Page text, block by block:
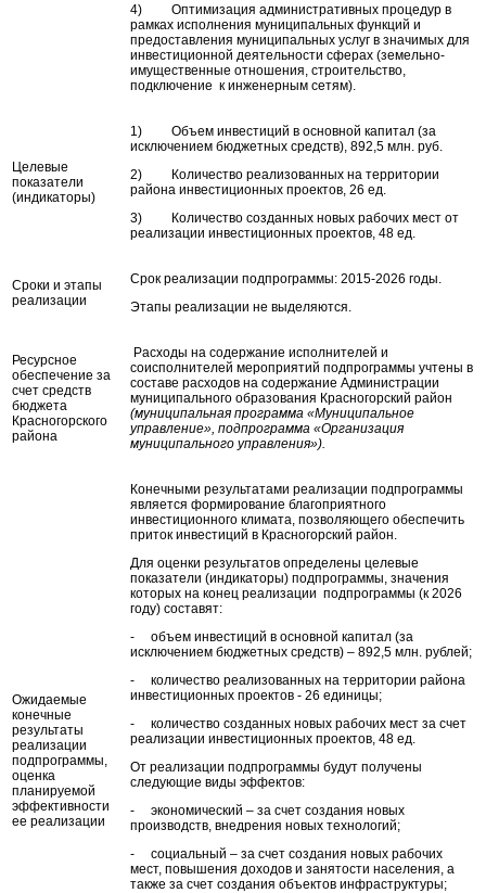
4) Оптимизация административных процедур в
рамках исполнения муниципальных функций и
предоставления муниципальных услуг в значимых для
инвестиционной деятельности сферах (земельно-
имущественные отношения, строительство,
подключение к инженерным сетям).
Целевые
показатели
(индикаторы)
1) Объем инвестиций в основной капитал (за
исключением бюджетных средств), 892,5 млн. руб.
2) Количество реализованных на территории
района инвестиционных проектов, 26 ед.
3) Количество созданных новых рабочих мест от
реализации инвестиционных проектов, 48 ед.
Сроки и этапы
реализации
Срок реализации подпрограммы: 2015-2026 годы.
Этапы реализации не выделяются.
Ресурсное
обеспечение за
счет средств
бюджета
Красногорского
района
Расходы на содержание исполнителей и
соисполнителей мероприятий подпрограммы учтены в
составе расходов на содержание Администрации
муниципального образования Красногорский район
(муниципальная программа «Муниципальное
управление», подпрограмма «Организация
муниципального управления»).
Ожидаемые
конечные
результаты
реализации
подпрограммы,
оценка
планируемой
эффективности
ее реализации
Конечными результатами реализации подпрограммы
является формирование благоприятного
инвестиционного климата, позволяющего обеспечить
приток инвестиций в Красногорский район.
Для оценки результатов определены целевые
показатели (индикаторы) подпрограммы, значения
которых на конец реализации подпрограммы (к 2026
году) составят:
- объем инвестиций в основной капитал (за
исключением бюджетных средств) – 892,5 млн. рублей;
- количество реализованных на территории района
инвестиционных проектов - 26 единицы;
- количество созданных новых рабочих мест за счет
реализации инвестиционных проектов, 48 ед.
От реализации подпрограммы будут получены
следующие виды эффектов:
- экономический – за счет создания новых
производств, внедрения новых технологий;
- социальный – за счет создания новых рабочих
мест, повышения доходов и занятости населения, а
также за счет создания объектов инфраструктуры;